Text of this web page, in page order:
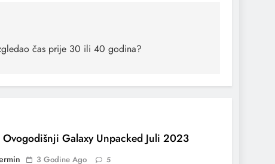
čas prije 30 ili 40 godina?
Galaxy Unpacked Juli 2023
3 Godine Ago 5